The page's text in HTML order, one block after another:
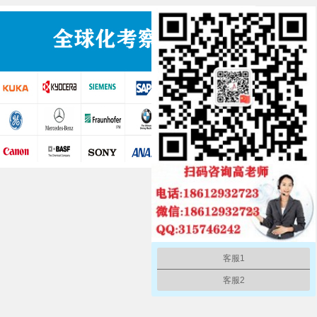
客服1
客服2